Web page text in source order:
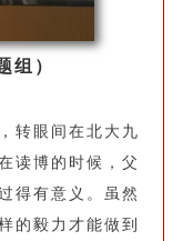
组）
转眼间在北大九
读博的时候，父
得有意义。虽然
的毅力才能做到